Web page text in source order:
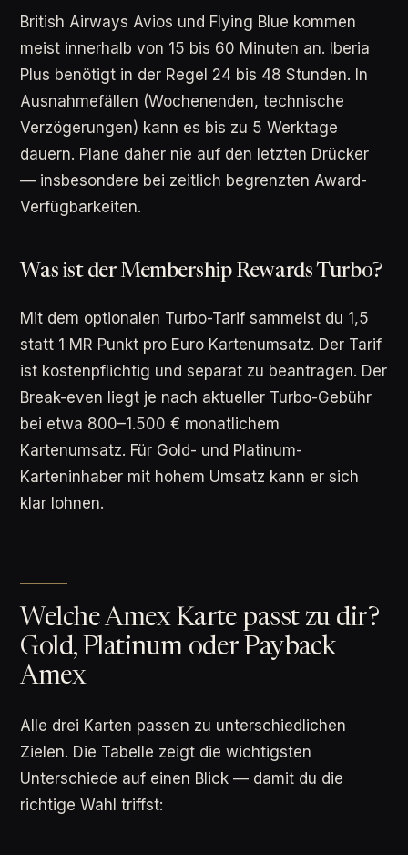
British Airways Avios und Flying Blue kommen
meist innerhalb von 15 bis 60 Minuten an. Iberia
Plus benötigt in der Regel 24 bis 48 Stunden. In
Ausnahmefällen (Wochenenden, technische
Verzögerungen) kann es bis zu 5 Werktage
dauern. Plane daher nie auf den letzten Drücker
— insbesondere bei zeitlich begrenzten Award-
Verfügbarkeiten.
Was ist der Membership Rewards Turbo?
Mit dem optionalen Turbo-Tarif sammelst du 1,5
statt 1 MR Punkt pro Euro Kartenumsatz. Der Tarif
ist kostenpflichtig und separat zu beantragen. Der
Break-even liegt je nach aktueller Turbo-Gebühr
bei etwa 800–1.500 € monatlichem
Kartenumsatz. Für Gold- und Platinum-
Karteninhaber mit hohem Umsatz kann er sich
klar lohnen.
Welche Amex Karte passt zu dir?
Gold, Platinum oder Payback
Amex
Alle drei Karten passen zu unterschiedlichen
Zielen. Die Tabelle zeigt die wichtigsten
Unterschiede auf einen Blick — damit du die
richtige Wahl triffst: